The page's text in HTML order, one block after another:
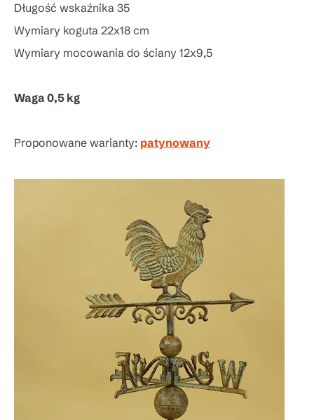
Długość wskaźnika 35
Wymiary koguta 22x18 cm
Wymiary mocowania do ściany 12x9,5
Waga 0,5 kg
Proponowane warianty: patynowany